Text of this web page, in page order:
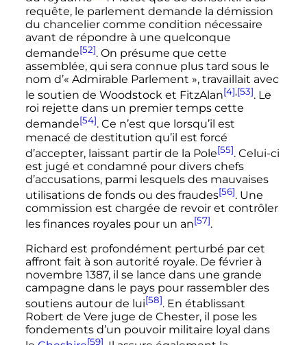
requête, le parlement demande la démission
du chancelier comme condition nécessaire
avant de répondre à une quelconque
demande[52]. On présume que cette
assemblée, qui sera connue plus tard sous le
nom d’« Admirable Parlement », travaillait avec
le soutien de Woodstock et FitzAlan[4],[53]. Le
roi rejette dans un premier temps cette
demande[54]. Ce n’est que lorsqu’il est
menacé de destitution qu’il est forcé
d’accepter, laissant partir de la Pole[55]. Celui-ci
est jugé et condamné pour divers chefs
d’accusations, parmi lesquels des mauvaises
utilisations de fonds ou des fraudes[56]. Une
commission est chargée de revoir et contrôler
les finances royales pour un an[57].
Richard est profondément perturbé par cet
affront fait à son autorité royale. De février à
novembre 1387, il se lance dans une grande
campagne dans le pays pour rassembler des
soutiens autour de lui[58]. En établissant
Robert de Vere juge de Chester, il pose les
fondements d’un pouvoir militaire loyal dans
[59]